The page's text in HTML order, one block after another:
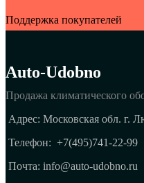
Поддержка покупателей
Auto-Udobno
Продажа климатического
Адрес: Московская обл. г.
Телефон: +7(495)741-22-99
Почта: info@auto-udobno.ru